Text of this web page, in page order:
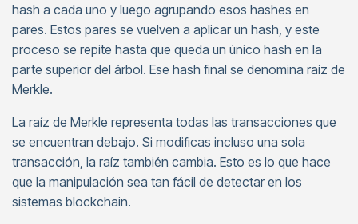
hash a cada uno y luego agrupando esos hashes en
pares. Estos pares se vuelven a aplicar un hash, y este
proceso se repite hasta que queda un único hash en la
parte superior del árbol. Ese hash final se denomina raíz de
Merkle.
La raíz de Merkle representa todas las transacciones que
se encuentran debajo. Si modificas incluso una sola
transacción, la raíz también cambia. Esto es lo que hace
que la manipulación sea tan fácil de detectar en los
sistemas blockchain.